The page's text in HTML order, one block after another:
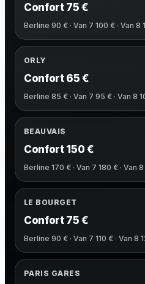
Confort 75 €
Berline 90 € · Van 7 100 € · Van 8
ORLY
Confort 65 €
Berline 85 € · Van 7 95 € · Van 8
BEAUVAIS
Confort 150 €
Berline 170 € · Van 7 180 € · Van
LE BOURGET
Confort 75 €
Berline 90 € · Van 7 110 € · Van 8
PARIS GARES